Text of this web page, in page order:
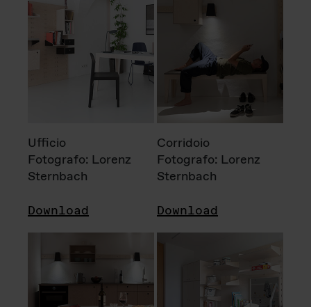
Ufficio
Fotografo: Lorenz
Sternbach
Download
Corridoio
Fotografo: Lorenz
Sternbach
Download